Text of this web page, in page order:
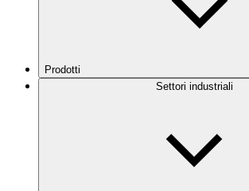
Prodotti
Settori industriali